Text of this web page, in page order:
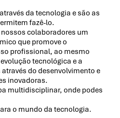
da tecnologia e são as
fazê-lo.
colaboradores um
que promove o
profissional, ao mesmo
tecnológica e a
do desenvolvimento e
inovadoras.
multidisciplinar, onde podes
o mundo da tecnologia.